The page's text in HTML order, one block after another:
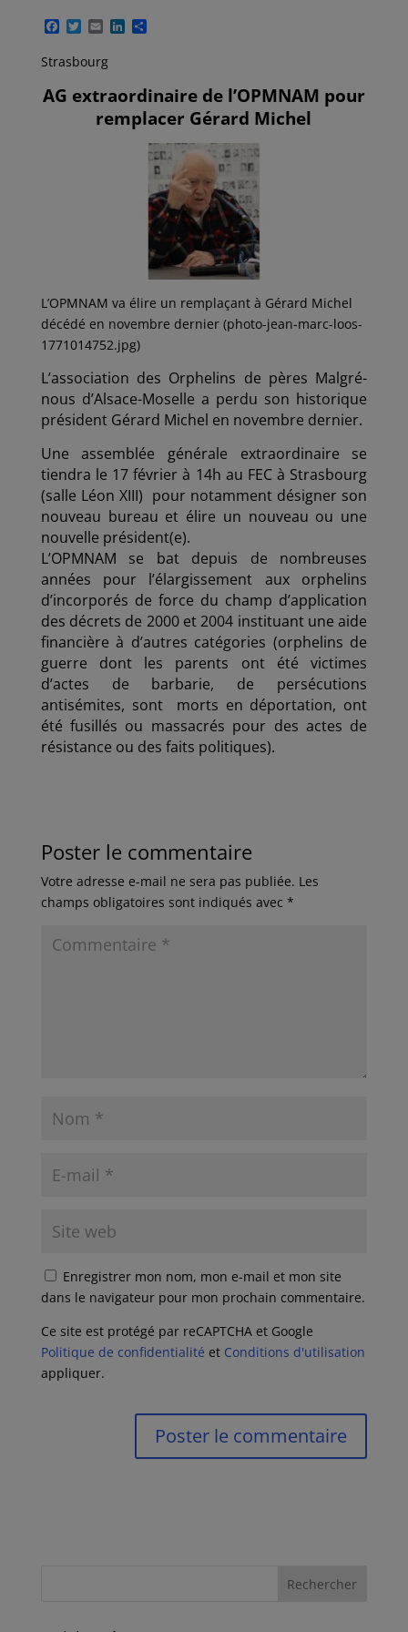
F
c
e
b
o
T
i
t
e
E
a
i
L
d
I
n
P
a
g
e
r
Strasbourg
AG extraordinaire de l’OPMNAM pour
remplacer Gérard Michel
L’OPMNAM va élire un remplaçant à Gérard Michel
décédé en novembre dernier (photo-jean-marc-loos-
1771014752.jpg)
L’association des Orphelins de pères Malgré-
nous d’Alsace-Moselle a perdu son historique
président Gérard Michel en novembre dernier.
Une assemblée générale extraordinaire se
tiendra le 17 février à 14h au FEC à Strasbourg
(salle Léon XIII) pour notamment désigner son
nouveau bureau et élire un nouveau ou une
nouvelle président(e).
L’OPMNAM se bat depuis de nombreuses
années pour l’élargissement aux orphelins
d’incorporés de force du champ d’application
des décrets de 2000 et 2004 instituant une aide
financière à d’autres catégories (orphelins de
guerre dont les parents ont été victimes
d’actes de barbarie, de persécutions
antisémites, sont
morts en déportation, ont
été fusillés ou massacrés pour des actes de
résistance ou des faits politiques).
Poster le commentaire
Votre adresse e-mail ne sera pas publiée. Les
champs obligatoires sont indiqués avec *
Enregistrer mon nom, mon e-mail et mon site
dans le navigateur pour mon prochain commentaire.
Ce site est protégé par reCAPTCHA et Google
Politique de confidentialité et Conditions d'utilisation
appliquer.